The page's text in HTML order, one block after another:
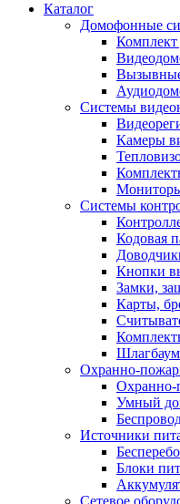
Каталог
Домофонные
Системы
Камеры
Системы
Кодовая
Кнопки
Замки,
Карты,
Охранно-
Охранно-
Умный
Источники
Блоки
Сетевое